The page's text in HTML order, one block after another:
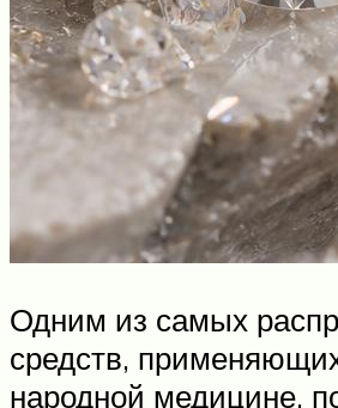
Одним из самых
средств,
народной медицине,